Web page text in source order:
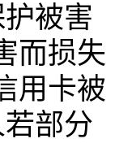
被害
而损失
用卡被
部分